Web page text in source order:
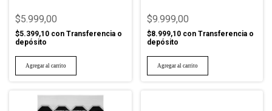
$5.999,00
$5.399,10 con Transferencia o
depósito
$9.999,00
$8.999,10 con Transferencia o
depósito